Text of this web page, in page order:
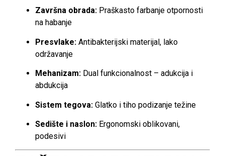
Završna obrada: Praškasto farbanje otpornosti
na habanje
Presvlake: Antibakterijski materijal, lako
održavanje
Mehanizam: Dual funkcionalnost – adukcija i
abdukcija
Sistem tegova: Glatko i tiho podizanje težine
Sedište i naslon: Ergonomski oblikovani,
podesivi